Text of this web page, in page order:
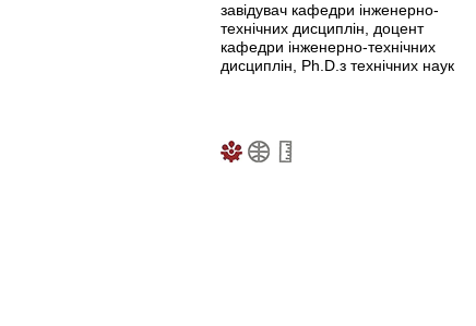
завідувач кафедри інженерно-
технічних дисциплін, доцент
кафедри інженерно-технічних
дисциплін, Ph.D.з технічних наук